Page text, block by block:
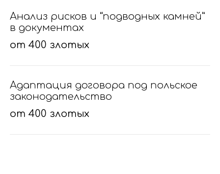
Анализ рисков и “подводных камней”
в документах
от 400 злотых
Адаптация договора под польское
законодательство
от 400 злотых